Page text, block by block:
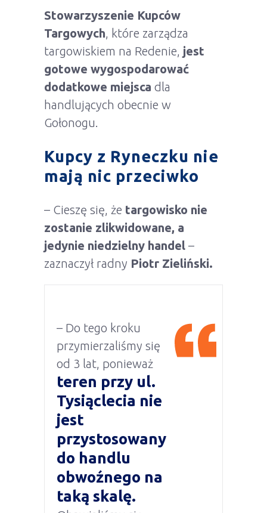
Stowarzyszenie Kupców
Targowych , które zarządza
targowiskiem na Redenie, jest
gotowe wygospodarować
dodatkowe miejsca dla
handlujących obecnie w
Gołonogu.
Kupcy z Ryneczku nie
mają nic przeciwko
– Cieszę się, że targowisko nie
zostanie zlikwidowane, a
jedynie niedzielny handel –
zaznaczył radny Piotr Zieliński.
– Do tego kroku
przymierzaliśmy się
od 3 lat, ponieważ
teren przy ul.
Tysiąclecia nie
jest
przystosowany
do handlu
obwoźnego na
taką skalę.